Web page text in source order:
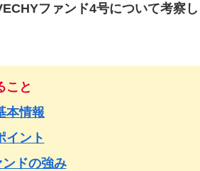
ファンド4号について考察し
こと
本情報
イント
ンドの強み